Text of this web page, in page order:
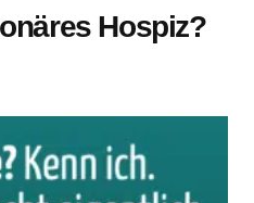
Hospiz?